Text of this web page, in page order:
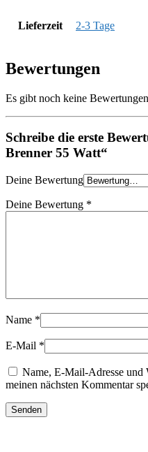
Lieferzeit 2-3 Tage
Bewertungen
Es gibt noch keine
Schreibe die erste
Brenner 55 Watt“
Deine Bewertung
Deine Bewertung *
Name *
E-Mail *
Name, E-Mail-Adresse und
meinen nächsten Kommentar